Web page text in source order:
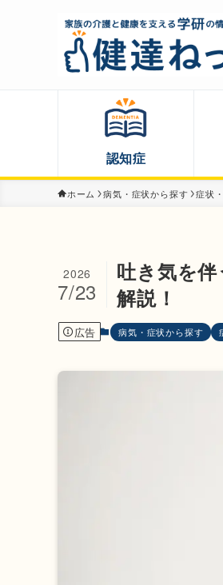
認知症
ホーム 病気・症状から探す 症状
吐き気を
解説！
2026
7/23
広告 病気・症状から探す